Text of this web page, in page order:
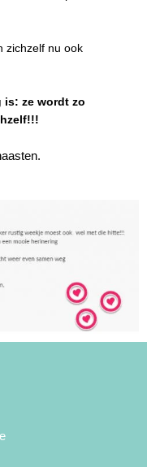
zichzelf nu ook
is: ze wordt zo